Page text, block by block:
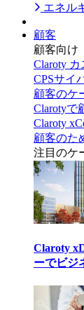
エネル
顧客
顧客向け
Claroty
CPSサイ
顧客のケ
Clarotyで
Claroty
顧客のた
注目のケ
Claroty
ーでビジ